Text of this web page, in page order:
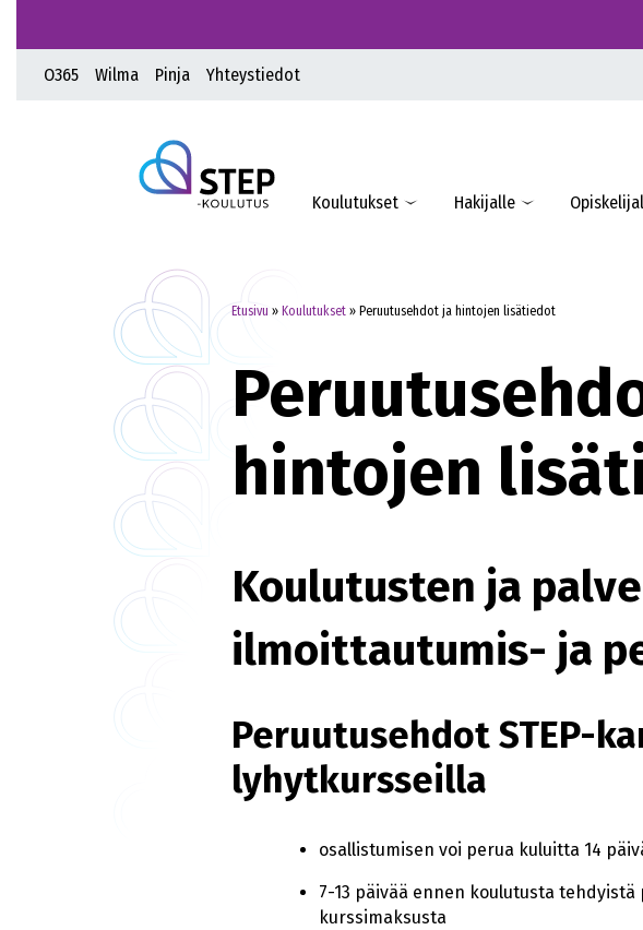
O365 Wilma Pinja Yhteystiedot
Koulutukset Hakijalle
Etusivu » Koulutukset » Peruutusehdot ja hintojen lisätiedot
hintojen
Koulutusten ja
ilmoittautumis- ja
Peruutusehdot STEP-
lyhytkursseilla
osallistumisen voi perua kuluitta 14
7-13 päivää ennen koulutusta
kurssimaksusta